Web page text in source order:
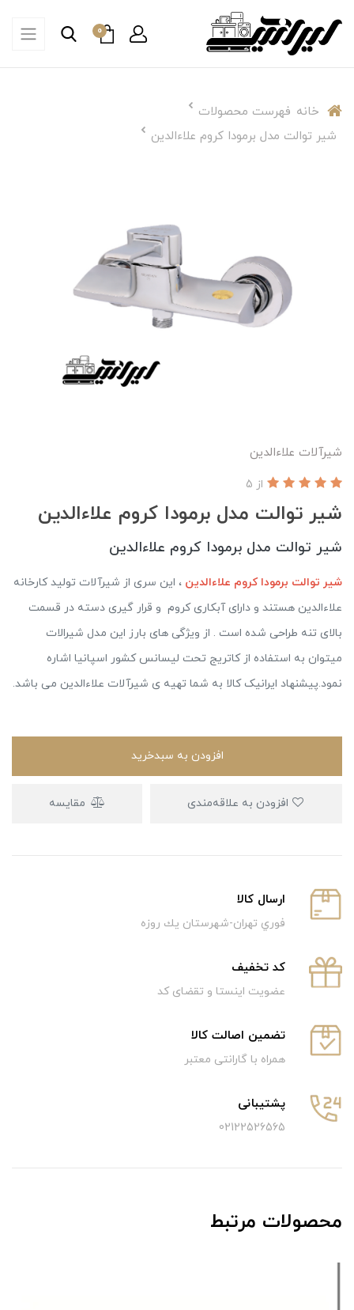
0
خانه فهرست محصولات
شیر توالت مدل برمودا کروم علاءالدین
شیرآلات علاءالدین
شیر توالت مدل برمودا کروم علاءالدین
از 5
شیر توالت مدل برمودا کروم علاءالدین
شیر توالت برمودا کروم علاءالدین ، این سری از شیرآلات تولید کارخانه
علاءالدین هستند و دارای آبکاری کروم و قرار گیری دسته در قسمت
بالای تنه طراحی شده است . از ویژگی های بارز این مدل شیرالات
میتوان به استفاده از کاتریج تحت لیسانس کشور اسپانیا اشاره
نمود.پیشنهاد ایرانیک کالا به شما تهیه ی شیرآلات علاءالدین می باشد.
افزودن به سبدخرید
مقایسه
ارسال كالا
فوري تهران-شهرستان يك روزه
كد تخفيف
عضویت اینستا و تقضای کد
تضمین اصالت کالا
همراه با گارانتی معتبر
پشتیبانی
02122526565
محصولات مرتبط